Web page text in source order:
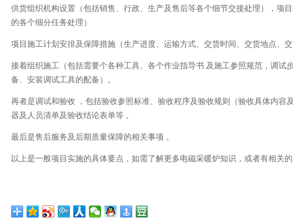
供货组织机构设置（包括销售、行政、生产及售后等各个细节交接处理），项
的各个细分任务处理）
项目施工计划安排及保障措施（生产进度、运输方式、交货时间、交货地点、交
接着组织施工（包括需要个各种工具、各个作业指导书 及施工参照规范，调试
备、安装调试工具的配备）。
再者是调试和验收 ，包括验收参照标准、验收程序及验收规则（验收具体内容
器及人员清单及验收结论表单等 。
最后是售后服务及后期质量保障的相关事项 。
以上是一般项目实施的具体要点，如需了解更多电磁采暖炉知识，或者有相关